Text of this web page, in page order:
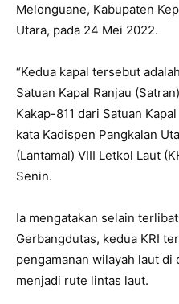
Melonguane, Kabupaten
Utara, pada 24 Mei 2022.
“Kedua kapal tersebut
Satuan Kapal Ranjau
Kakap-811 dari Satuan
kata Kadispen Pangkalan
(Lantamal) VIII Letkol Laut
Senin.
Ia mengatakan selain
Gerbangdutas, kedua KRI
pengamanan wilayah laut di
menjadi rute lintas laut.